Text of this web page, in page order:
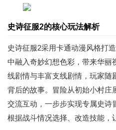
史诗征服2的核心玩法解析
史诗征服2采用卡通动漫风格打
中融入奇妙幻想色彩，带来华丽
线剧情与丰富支线剧情，玩家随
背后的故事。冒险从初始小村庄
交流互动，一步步实现专属史诗
根据战斗情况选择、改造技能，